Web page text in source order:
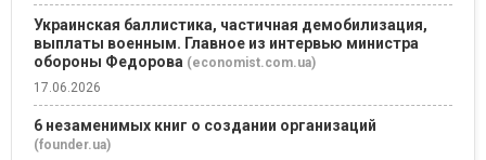
Украинская баллистика, частичная демобилизация,
выплаты военным. Главное из интервью министра
обороны Федорова (economist.com.ua)
17.06.2026
6 незаменимых книг о создании организаций
(founder.ua)